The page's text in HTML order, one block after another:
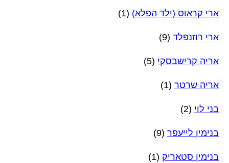
ארי קראוס (ילד הפלא) (1)
ארי רוזנפלד (9)
אריה קרישבסקי (5)
אריה שרטר (1)
בני לוי (2)
בנימין לייעפר (9)
בנימין סטאריק (1)